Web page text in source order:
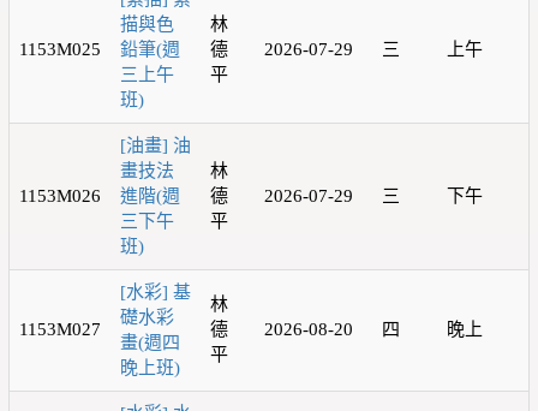
1153M025
描與色
鉛筆(週
三上午
班)
林
德
平
2026-07-29 三 上午
1153M026
[油畫] 油
畫技法
進階(週
三下午
班)
林
德
平
2026-07-29 三 下午
1153M027
[水彩] 基
礎水彩
畫(週四
晚上班)
林
德
平
2026-08-20 四 晚上